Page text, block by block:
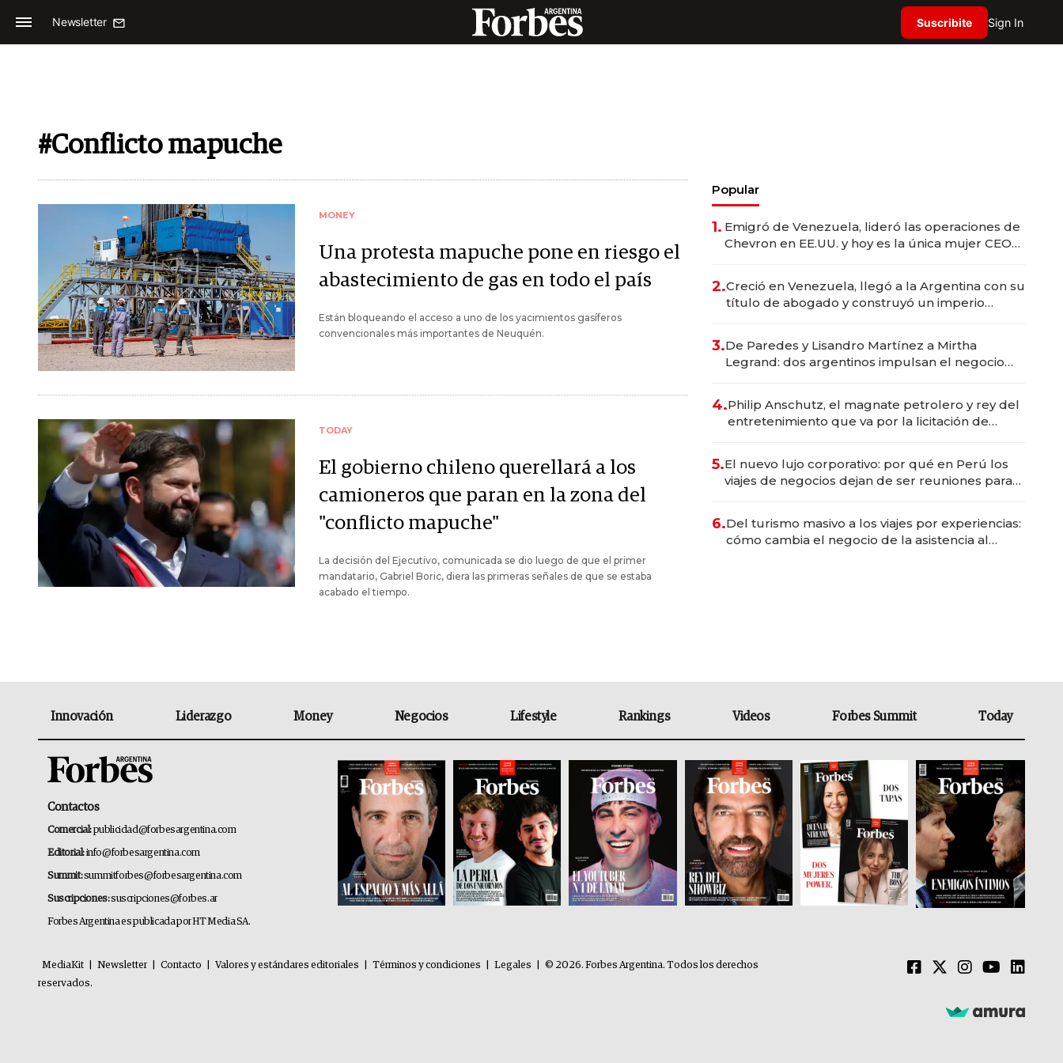
Newsletter Suscribite Sign In
#Conflicto mapuche
MONEY
Una protesta mapuche pone en riesgo el
abastecimiento de gas en todo el país
Están bloqueando el acceso a uno de los yacimientos gasíferos
convencionales más importantes de Neuquén.
TODAY
El gobierno chileno querellará a los
camioneros que paran en la zona del
"conflicto mapuche"
La decisión del Ejecutivo, comunicada se dio luego de que el primer
mandatario, Gabriel Boric, diera las primeras señales de que se estaba
acabado el tiempo.
Popular
1. Emigró de Venezuela, lideró las operaciones de
Chevron en EE.UU. y hoy es la única mujer CEO
2.Creció en Venezuela, llegó a la Argentina con su
título de abogado y construyó un imperio
3.De Paredes y Lisandro Martínez a Mirtha
Legrand: dos argentinos impulsan el negocio
4.Philip Anschutz, el magnate petrolero y rey del
entretenimiento que va por la licitación de
5.El nuevo lujo corporativo: por qué en Perú los
viajes de negocios dejan de ser reuniones para
6.Del turismo masivo a los viajes por experiencias:
cómo cambia el negocio de la asistencia al
Innovación Liderazgo Money Negocios Lifestyle Rankings Videos Forbes Summit Today
Contactos
Comercial:publicidad@forbesargentina.com
Editorial:info@forbesargentina.com
Summit:summitforbes@forbesargentina.com
Suscripciones:suscripciones@forbes.ar
Forbes Argentina es publicada por HT Media SA.
MediaKit Newsletter Contacto Valores y estándares editoriales Términos y condiciones Legales
© 2026. Forbes Argentina. Todos los derechos
reservados.